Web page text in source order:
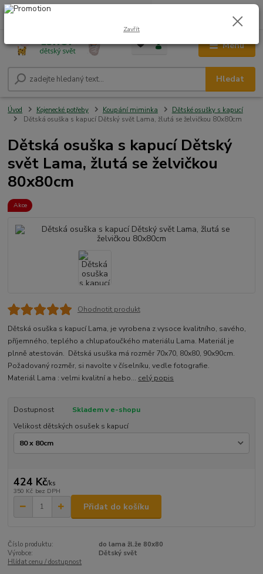
Menu
Hledat
+420 604 278 943 0,00 Kč
Úvod Kojenecké potřeby Koupání miminka
Dětské osušky s kapucí
Dětská osuška s kapucí Dětský svět Lama, žlutá se želvičkou 80x80cm
Dětská osuška s kapucí Dětský
svět Lama, žlutá se želvičkou
80x80cm
Akce
Ohodnotit produkt
Dětská osuška s kapucí Lama, je vyrobena z vysoce kvalitního, savého,
příjemného, teplého a chlupaťoučkého materiálu Lama. Materiál je
plnně atestován. Dětská usuška má rozměr 70x70, 80x80, 90x90cm.
Požadovaný rozměr, si navolte v číselníku, vedle fotografie.
Materiál Lama : velmi kvalitní a hebo... celý popis
Dostupnost
Skladem v e-shopu
Velikost dětských osušek s kapucí
424 Kč/ks
350 Kč bez DPH
Přidat do košíku
Číslo produktu:
do lama žl.že 80x80
Výrobce:
Dětský svět
Hlídat cenu / dostupnost
Zavřít